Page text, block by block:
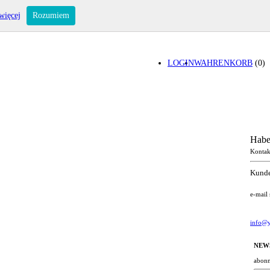
WAHRENKORB (0)
LOGIN
e-mail
Rozumiem